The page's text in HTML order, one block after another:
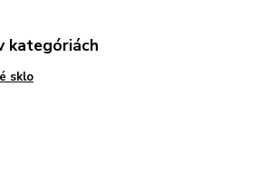
kategóriách
sklo